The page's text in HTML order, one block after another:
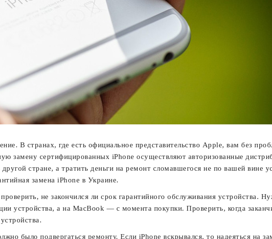
В странах, где есть официальное представительство Apple, вам без
замену сертифицированных iPhone осуществляют авторизованные
стране, а тратить деньги на ремонт сломавшегося не по вашей вине
замена iPhone в Украине.
не закончился ли срок гарантийного обслуживания устройства.
устройства, а на MacBook — с момента покупки. Проверить, когда
было подвергаться ремонту. Если iPhone вскрывался, то надеяться на